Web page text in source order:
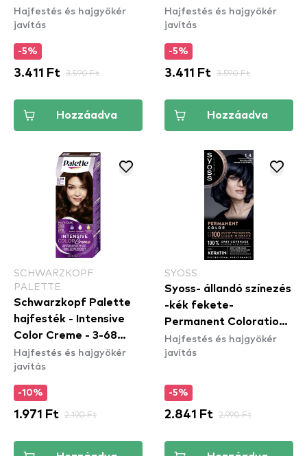
Color - 4-18 Mokka
Brown
Hajfestés és hajgyökér
javítás
-5%
3.411 Ft 3.590 Ft
Hozzáadva
4-60 Gold Brown
Hajfestés és hajgyökér
javítás
-5%
3.411 Ft 3.590 Ft
Hozzáadva
SCHWARZKOPF
PALETTE
Schwarzkopf Palette
hajfesték - Intensive
Color Creme - 3-68
Dark Mahogany
Hajfestés és hajgyökér
javítás
-10%
1.971 Ft 2.190 Ft
SYOSS
Syoss- állandó színezés
-kék fekete-
Permanent Coloration -
1_4 Blue Black
Hajfestés és hajgyökér
javítás
-5%
2.841 Ft 2.990 Ft